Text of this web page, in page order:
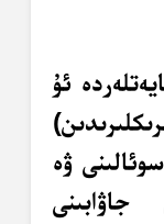
22 ~ 24 – ئايەتلەردە ئۇ
ۋە
جاۋابىنى